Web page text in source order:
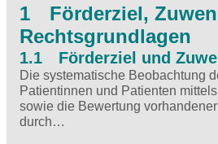
1 Förderziel,
Rechtsgrundlagen
1.1 Förderziel und
Die systematische Beobachtung
Patientinnen und Patienten
sowie die Bewertung
durch…